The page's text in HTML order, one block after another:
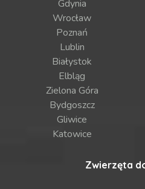
Gdynia
Wrocław
Poznań
Lublin
Białystok
Elbląg
Zielona Góra
Bydgoszcz
Gliwice
Katowice
Zwierzęta